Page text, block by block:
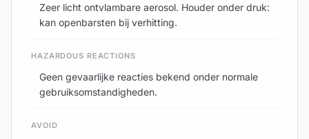
Zeer licht ontvlambare aerosol. Houder onder druk:
kan openbarsten bij verhitting.
HAZARDOUS REACTIONS
Geen gevaarlijke reacties bekend onder normale
gebruiksomstandigheden.
AVOID